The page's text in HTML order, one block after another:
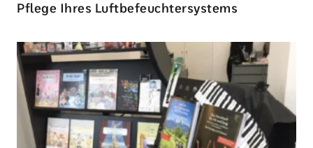
Pflege Ihres Luftbefeuchtersystems